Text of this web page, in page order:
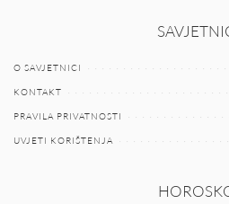
O SAVJETNICI
KONTAKT
PRAVILA PRIVATNOSTI
UVJETI KORIŠTENJA